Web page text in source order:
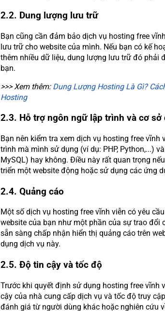
2.2. Dung lượng lưu trữ
Bạn cũng cần đảm bảo dịch vụ hosting free
lưu trữ cho website của mình. Nếu bạn có kế
thêm nhiều dữ liệu, dung lượng lưu trữ đó phải
bạn.
>>> Xem thêm: Dung Lượng Hosting Là Gì?
Hosting
2.3. Hỗ trợ ngôn ngữ lập trình và cơ sở
Bạn nên kiểm tra xem dịch vụ hosting free vĩnh
trình mà mình sử dụng (ví dụ: PHP, Python,...)
MySQL) hay không. Điều này rất quan trọng
triển một website động hoặc sử dụng các ứng
2.4. Quảng cáo
Một số dịch vụ hosting free vĩnh viễn có yêu
website của bạn như một phần của sự trao đổi
sẵn sàng chấp nhận hiển thị quảng cáo trên
dụng dịch vụ này.
2.5. Độ tin cậy và tốc độ
Trước khi quyết định sử dụng hosting free vĩnh
cậy của nhà cung cấp dịch vụ và tốc độ truy
đánh giá từ người dùng khác hoặc nghiên cứu